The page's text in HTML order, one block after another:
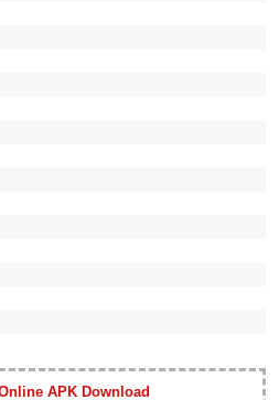
APK Download